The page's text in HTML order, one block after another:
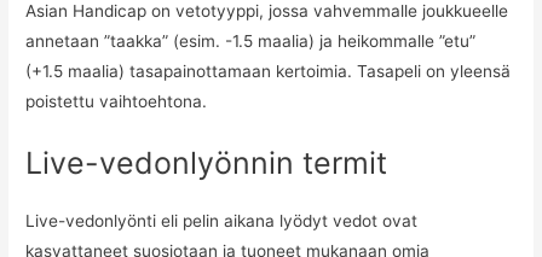
Asian Handicap on vetotyyppi, jossa vahvemmalle joukkueelle
annetaan ”taakka” (esim. -1.5 maalia) ja heikommalle ”etu”
(+1.5 maalia) tasapainottamaan kertoimia. Tasapeli on yleensä
poistettu vaihtoehtona.
Live-vedonlyönnin termit
Live-vedonlyönti eli pelin aikana lyödyt vedot ovat
kasvattaneet suosiotaan ja tuoneet mukanaan omia